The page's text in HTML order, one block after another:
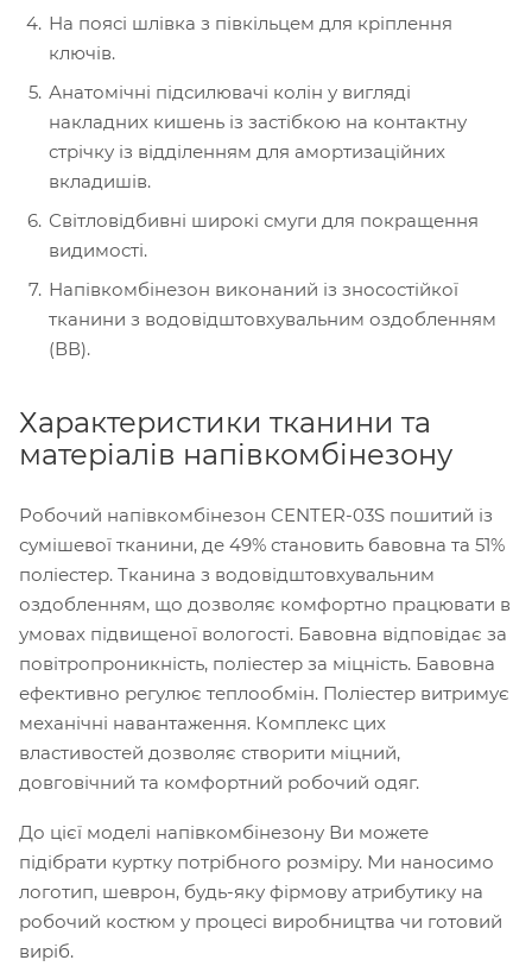
На поясі шлівка з півкільцем для кріплення
ключів.
Анатомічні підсилювачі колін у вигляді
накладних кишень із застібкою на контактну
стрічку із відділенням для амортизаційних
вкладишів.
Світловідбивні широкі смуги для покращення
видимості.
Напівкомбінезон виконаний із зносостійкої
тканини з водовідштовхувальним оздобленням
(ВВ).
Характеристики тканини та
матеріалів напівкомбінезону
Робочий напівкомбінезон CENTER-03S пошитий із
сумішевої тканини, де 49% становить бавовна та 51%
поліестер. Тканина з водовідштовхувальним
оздобленням, що дозволяє комфортно працювати в
умовах підвищеної вологості. Бавовна відповідає за
повітропроникність, поліестер за міцність. Бавовна
ефективно регулює теплообмін. Поліестер витримує
механічні навантаження. Комплекс цих
властивостей дозволяє створити міцний,
довговічний та комфортний робочий одяг.
До цієї моделі напівкомбінезону Ви можете
підібрати куртку потрібного розміру. Ми наносимо
логотип, шеврон, будь-яку фірмову атрибутику на
робочий костюм у процесі виробництва чи готовий
виріб.